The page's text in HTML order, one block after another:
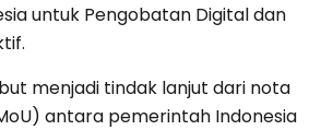
untuk Pengobatan Digital dan
menjadi tindak lanjut dari nota
antara pemerintah Indonesia